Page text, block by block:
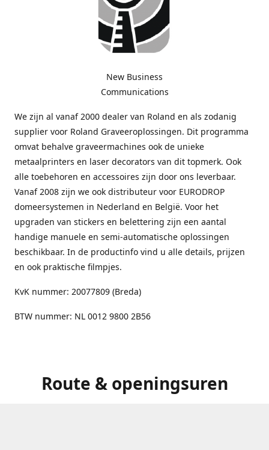
New Business
Communications
We zijn al vanaf 2000 dealer van Roland en als zodanig
supplier voor Roland Graveeroplossingen. Dit programma
omvat behalve graveermachines ook de unieke
metaalprinters en laser decorators van dit topmerk. Ook
alle toebehoren en accessoires zijn door ons leverbaar.
Vanaf 2008 zijn we ook distributeur voor EURODROP
domeersystemen in Nederland en België. Voor het
upgraden van stickers en belettering zijn een aantal
handige manuele en semi-automatische oplossingen
beschikbaar. In de productinfo vind u alle details, prijzen
en ook praktische filmpjes.
KvK nummer: 20077809 (Breda)
BTW nummer: NL 0012 9800 2B56
Route & openingsuren